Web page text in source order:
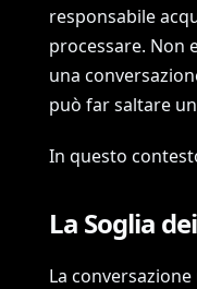
responsabile
processare. Non
una
può far saltare
In questo
La Soglia
La